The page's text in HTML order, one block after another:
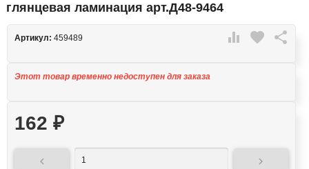
глянцевая ламинация арт.Д48-9464
 favorite 
Артикул: 459489
Этот товар временно недоступен для заказа
162 ₽
 